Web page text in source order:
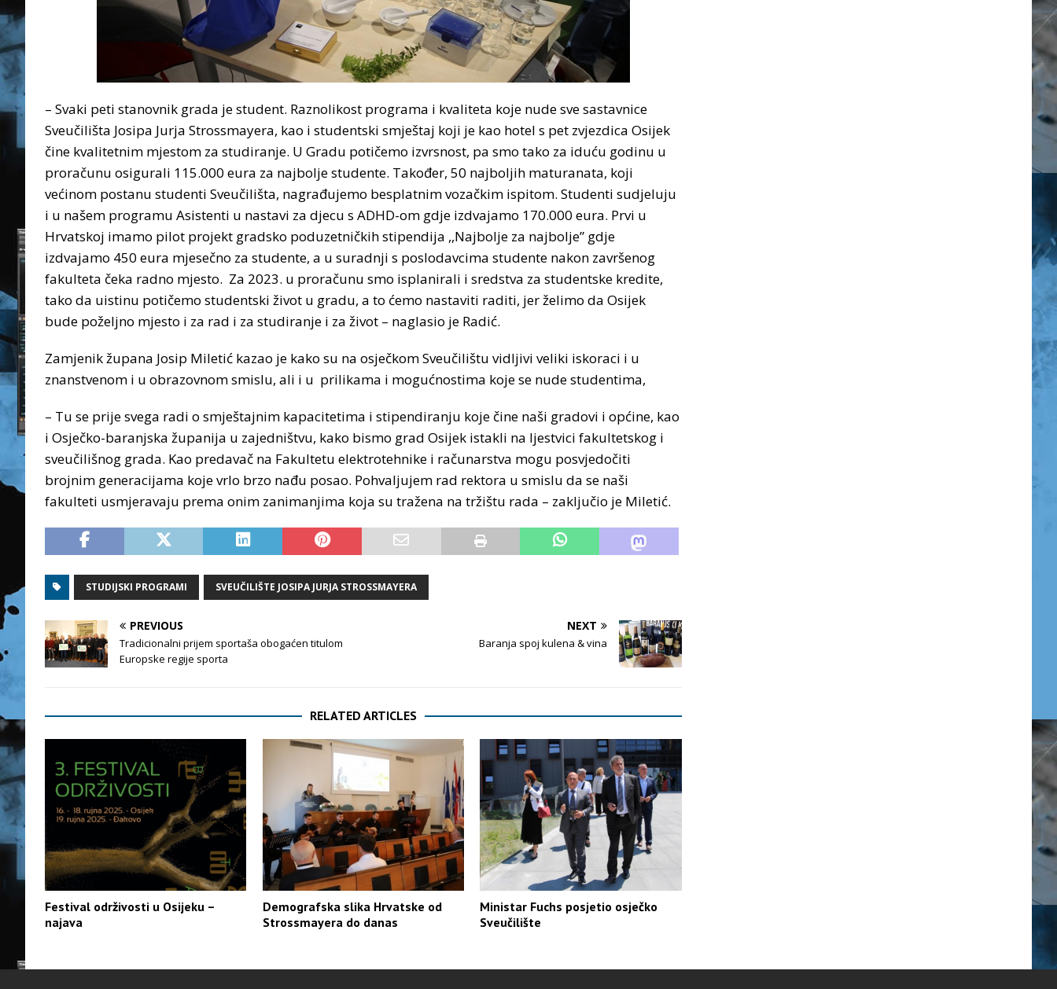
– Svaki peti stanovnik grada je student. Raznolikost programa i kvaliteta koje nude sve sastavnice
Sveučilišta Josipa Jurja Strossmayera, kao i studentski smještaj koji je kao hotel s pet zvjezdica Osijek
čine kvalitetnim mjestom za studiranje. U Gradu potičemo izvrsnost, pa smo tako za iduću godinu u
proračunu osigurali 115.000 eura za najbolje studente. Također, 50 najboljih maturanata, koji
većinom postanu studenti Sveučilišta, nagrađujemo besplatnim vozačkim ispitom. Studenti sudjeluju
i u našem programu Asistenti u nastavi za djecu s ADHD-om gdje izdvajamo 170.000 eura. Prvi u
Hrvatskoj imamo pilot projekt gradsko poduzetničkih stipendija ,,Najbolje za najbolje” gdje
izdvajamo 450 eura mjesečno za studente, a u suradnji s poslodavcima studente nakon završenog
fakulteta čeka radno mjesto. Za 2023. u proračunu smo isplanirali i sredstva za studentske kredite,
tako da uistinu potičemo studentski život u gradu, a to ćemo nastaviti raditi, jer želimo da Osijek
bude poželjno mjesto i za rad i za studiranje i za život – naglasio je Radić.
Zamjenik župana Josip Miletić kazao je kako su na osječkom Sveučilištu vidljivi veliki iskoraci i u
znanstvenom i u obrazovnom smislu, ali i u prilikama i mogućnostima koje se nude studentima,
– Tu se prije svega radi o smještajnim kapacitetima i stipendiranju koje čine naši gradovi i općine, kao
i Osječko-baranjska županija u zajedništvu, kako bismo grad Osijek istakli na ljestvici fakultetskog i
sveučilišnog grada. Kao predavač na Fakultetu elektrotehnike i računarstva mogu posvjedočiti
brojnim generacijama koje vrlo brzo nađu posao. Pohvaljujem rad rektora u smislu da se naši
fakulteti usmjeravaju prema onim zanimanjima koja su tražena na tržištu rada – zaključio je Miletić.
STUDIJSKI PROGRAMI SVEUČILIŠTE JOSIPA JURJA STROSSMAYERA
PREVIOUS
Tradicionalni prijem sportaša obogaćen titulom
Europske regije sporta
NEXT
Baranja spoj kulena & vina
RELATED ARTICLES
Festival održivosti u Osijeku –
najava
Demografska slika Hrvatske od
Strossmayera do danas
Ministar Fuchs posjetio osječko
Sveučilište